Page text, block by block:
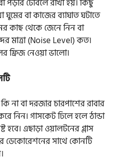
টেবিলে রাখা হয়। কিছু
বা কাজের ব্যাঘাত ঘটাতে
কাছ থেকে জেনে নিন বা
মাত্রা (Noise Level) কত।
ফ্রিজ নেওয়া ভালো।
বা দরজার চারপাশের রাবার
নিন। গাসকেট ঢিলে হলে ঠান্ডা
হবে। এছাড়া ওয়ালটনের গ্লাস
ডেকোরেশনের সাথে কোনটি